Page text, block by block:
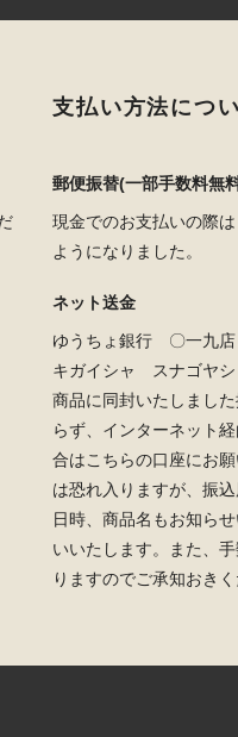
支払い方法につ
郵便振替(一部手数料無
現金でのお支払いの際
ようになりました。
ネット送金
ゆうちょ銀行 〇一
キガイシャ スナゴヤシ
商品に同封いたしまし
らず、インターネット
合はこちらの口座にお
は恐れ入りますが、振
日時、商品名もお知ら
いいたします。また、
りますのでご承知おき